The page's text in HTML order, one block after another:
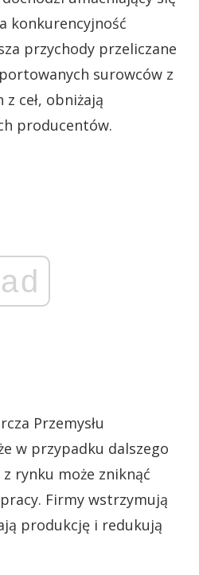
konkurencyjność
przychody przeliczane
surowców z
ceł, obniżają
producentów.
ad
Przemysłu
w przypadku dalszego
rynku może zniknąć
Firmy wstrzymują
produkcję i redukują